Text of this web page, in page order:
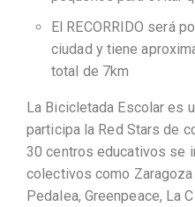
El RECORRIDO será
ciudad y tiene
total de 7km
La Bicicletada Escolar es
participa la Red Stars de
30 centros educativos se
colectivos como
Pedalea, Greenpeace, La